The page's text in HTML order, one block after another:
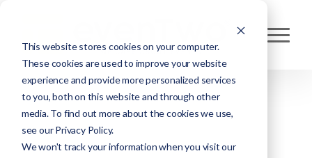
This website stores cookies on your computer.
These cookies are used to improve your website
experience and provide more personalized services
to you, both on this website and through other
media. To find out more about the cookies we use,
see our Privacy Policy.
We won't track your information when you visit our
JULIO 22, 2024